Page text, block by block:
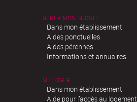
GÉRER MON BUDGET
Dans mon établissement
Aides ponctuelles
Aides pérennes
Informations et annuaires
ME LOGER
Dans mon établissement
Aide pour l’accès au logement